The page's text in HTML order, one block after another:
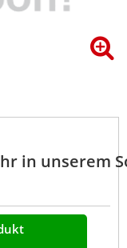
in unserem